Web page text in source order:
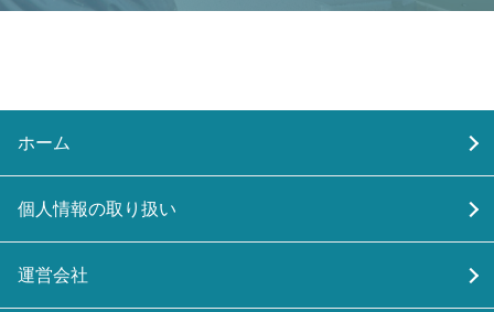
ホーム
個人情報の取り扱い
運営会社